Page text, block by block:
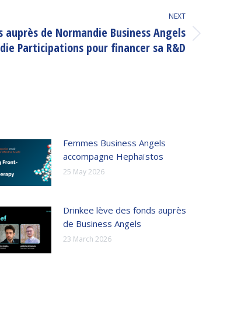
NEXT
auprès de Normandie Business Angels
Participations pour financer sa R&D
Femmes Business Angels
accompagne Hephaïstos
25 May 2026
Drinkee lève des fonds auprès
de Business Angels
23 March 2026